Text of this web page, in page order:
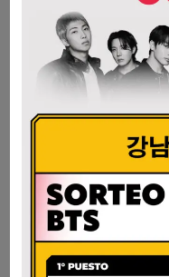
SEMPIO ALGA
TOSTADA PARAEX8